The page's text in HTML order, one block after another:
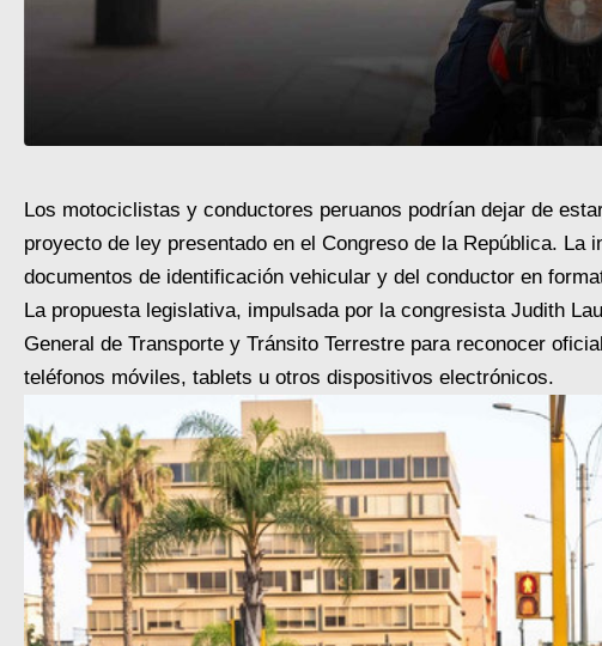
Los motociclistas y conductores peruanos podrían dejar de
proyecto de ley presentado en el Congreso de la República. La
documentos de identificación vehicular y del conductor en
La propuesta legislativa, impulsada por la congresista Judith
General de Transporte y Tránsito Terrestre para reconocer
teléfonos móviles, tablets u otros dispositivos electrónicos.